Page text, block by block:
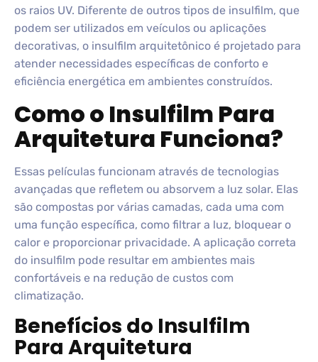
os raios UV. Diferente de outros tipos de insulfilm, que
podem ser utilizados em veículos ou aplicações
decorativas, o insulfilm arquitetônico é projetado para
atender necessidades específicas de conforto e
eficiência energética em ambientes construídos.
Como o Insulfilm Para
Arquitetura Funciona?
Essas películas funcionam através de tecnologias
avançadas que refletem ou absorvem a luz solar. Elas
são compostas por várias camadas, cada uma com
uma função específica, como filtrar a luz, bloquear o
calor e proporcionar privacidade. A aplicação correta
do insulfilm pode resultar em ambientes mais
confortáveis e na redução de custos com
climatização.
Benefícios do Insulfilm
Para Arquitetura